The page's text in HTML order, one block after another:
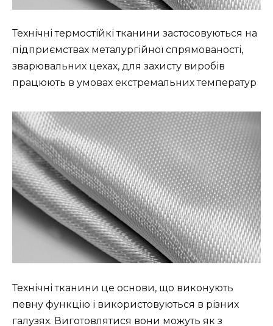
Технічні термостійкі тканини застосовуються на
підприємствах металургійної спрямованості,
зварювальних цехах, для захисту виробів
працюють в умовах екстремальних температур
Технічні тканини це основи, що виконують
певну функцію і використовуються в різних
галузях. Виготовлятися вони можуть як з